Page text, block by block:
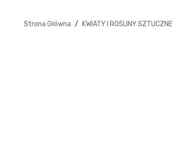
Strona Główna / KWIATY I ROŚLINY SZTUCZNE